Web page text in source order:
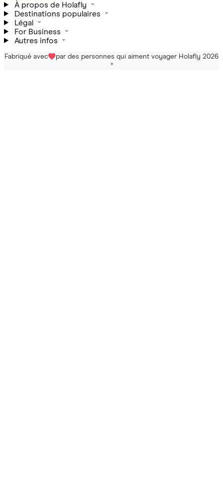
À propos de Holafly
Destinations populaires
Légal
For Business
Autres infos
Fabriqué avec par des personnes qui aiment voyager Holafly 2026
®